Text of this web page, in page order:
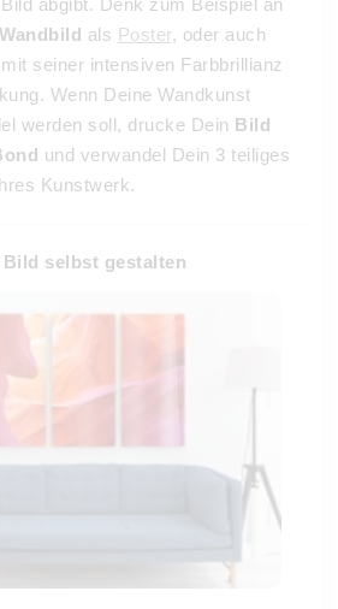
als Poster, oder auch
mit seiner intensiven Farbbrillianz
Wenn Deine Wandkunst
werden soll, drucke Dein Bild
und verwandel Dein 3 teiliges
Kunstwerk.
selbst gestalten